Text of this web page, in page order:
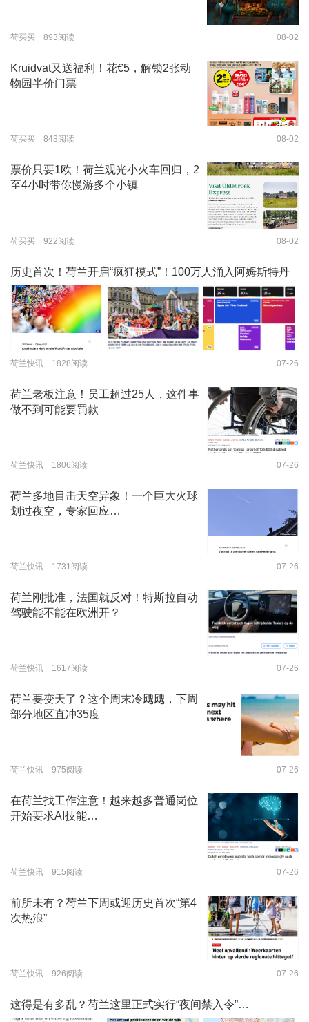
荷买买 893阅读 08-02
Kruidvat又送福利！花€5，解锁2张动
物园半价门票
荷买买 843阅读 08-02
票价只要1欧！荷兰观光小火车回归，2
至4小时带你慢游多个小镇
荷买买 922阅读 08-02
历史首次！荷兰开启“疯狂模式”！100万人涌入阿姆斯特丹
荷兰快讯 1828阅读 07-26
荷兰老板注意！员工超过25人，这件事
做不到可能要罚款
荷兰快讯 1806阅读 07-26
荷兰多地目击天空异象！一个巨大火球
划过夜空，专家回应…
荷兰快讯 1731阅读 07-26
荷兰刚批准，法国就反对！特斯拉自动
驾驶能不能在欧洲开？
荷兰快讯 1617阅读 07-26
荷兰要变天了？这个周末冷飕飕，下周
部分地区直冲35度
荷兰快讯 975阅读 07-26
在荷兰找工作注意！越来越多普通岗位
开始要求AI技能…
荷兰快讯 915阅读 07-26
前所未有？荷兰下周或迎历史首次“第4
次热浪”
荷兰快讯 926阅读 07-26
这得是有多乱？荷兰这里正式实行“夜间禁入令”…